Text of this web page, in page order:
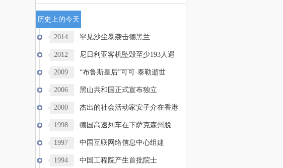
历史上的今天
2014 罕见沙尘暴袭击德黑兰
2012 尼日利亚客机坠毁至少193人遇
2009 “布鲁斯皇后”可可·泰勒逝世
2006 黑山共和国正式宣布独立
2000 杰出的社会活动家安子介在香港
逝1998 德国高速列车在下萨克森州脱
轨，
1997 中国互联网络信息中心组建
1994 中国工程院产生首批院士